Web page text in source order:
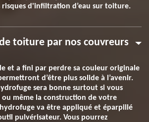
risques d'infiltration d’eau sur toiture.
toiture par nos couvreurs
et a fini par perdre sa couleur originale
d’être plus solide à l’avenir.
sera bonne surtout si vous
même la construction de votre
va être appliqué et éparpillé
pulvérisateur. Vous pourrez